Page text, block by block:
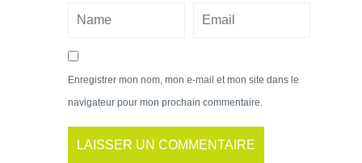
Enregistrer mon nom, mon e-mail et mon site dans le
navigateur pour mon prochain commentaire.